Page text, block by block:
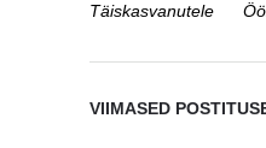
Täiskasvanutele
VIIMASED